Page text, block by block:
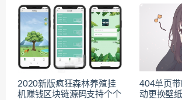
2020新版疯狂森林养殖挂
机赚钱区块链源码支持个个
404单页带
动更换壁纸